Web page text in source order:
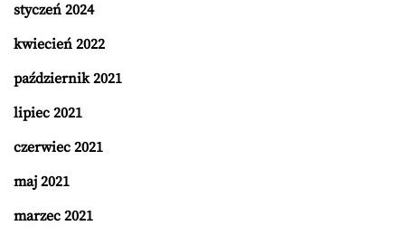
styczeń 2024
kwiecień 2022
październik 2021
lipiec 2021
czerwiec 2021
maj 2021
marzec 2021